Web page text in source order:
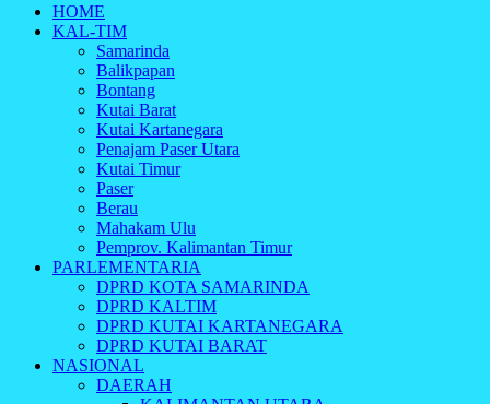
Indonesia Cyber
Media Cetak, Online & Streaming
HOME
KAL-TIM
Samarinda
Balikpapan
Bontang
Kutai Barat
Kutai Kartanegara
Penajam Paser Utara
Kutai Timur
Paser
Berau
Mahakam Ulu
Pemprov. Kalimantan Timur
PARLEMENTARIA
DPRD KOTA SAMARINDA
DPRD KALTIM
DPRD KUTAI KARTANEGARA
DPRD KUTAI BARAT
NASIONAL
DAERAH